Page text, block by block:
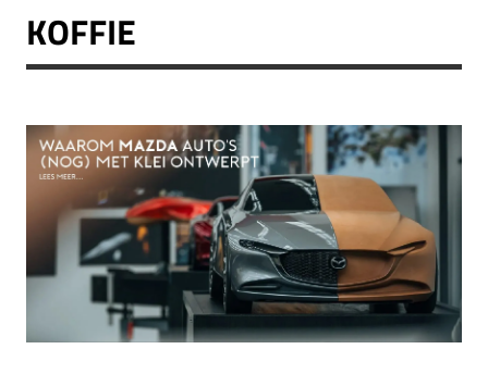
KOFFIE